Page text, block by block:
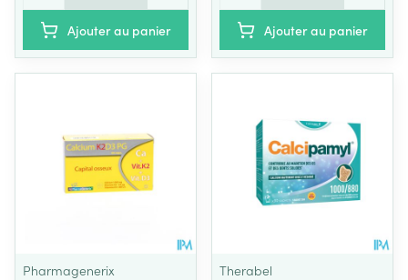
Ajouter au panier Ajouter au panier
Pharmagenerix
Therabel